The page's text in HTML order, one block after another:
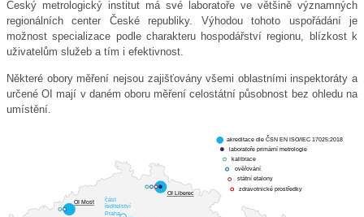
Český metrologický institut má své laboratoře ve většině významných
regionálních center České republiky. Výhodou tohoto uspořádání je
možnost specializace podle charakteru hospodářství regionu, blízkost k
uživatelům služeb a tím i efektivnost.
Některé obory měření nejsou zajišťovány všemi oblastními inspektoráty a
určené OI mají v daném oboru měření celostátní působnost bez ohledu na
umístění.
OI Liberec
OI Most
akreditace dle ČSN EN ISO/IEC 17025:2018
laboratoře primární metrologie
kalibrace
ověřování
státní etalony
zdravotnické prostředky
část
ředitelství
Praha